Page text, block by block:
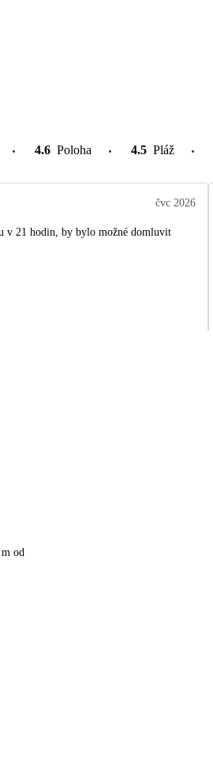
4.6 Poloha 4.5 Pláž
čvc 2026
v 21 hodin, by bylo možné domluvit
m od